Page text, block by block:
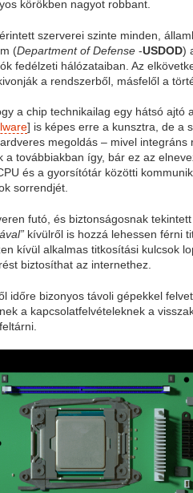
körökben nagyot robbant.
szerverei szinte minden,
(Department of Defense -USDOD)
fedélzeti hálózataiban. Az
a rendszerből, másfelől a
a chip technikailag egy hátsó ajtó
] is képes erre a kunsztra, de a
megoldás – mivel integráns
továbbiakban így, bár ez az
és a gyorsítótár közötti
sorrendjét.
futó, és biztonságosnak
kívülről is hozzá lehessen férni
kívül alkalmas titkosítási kulcsok
biztosíthat az internethez.
időre bizonyos távoli gépekkel
a kapcsolatfelvételeknek a